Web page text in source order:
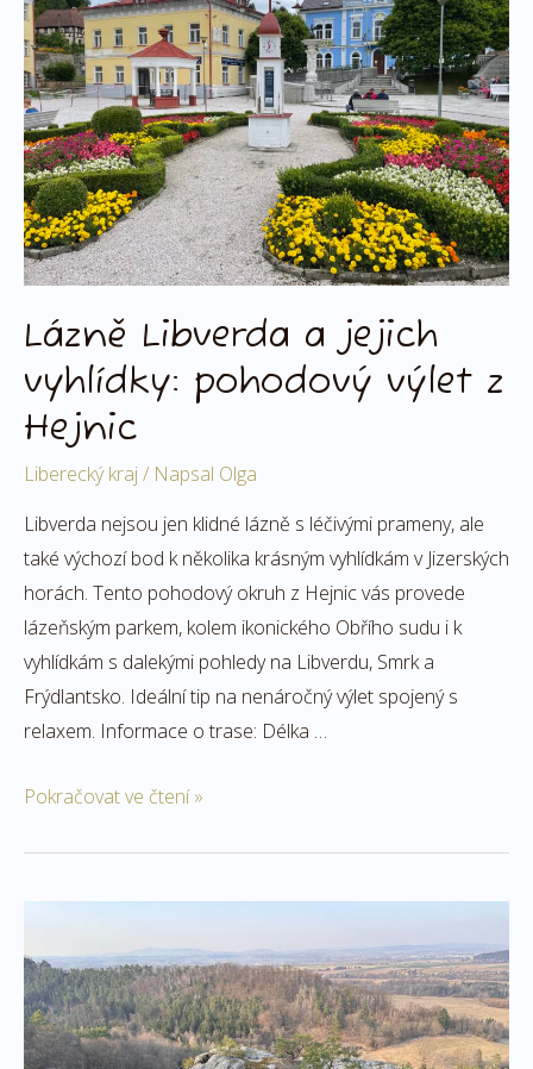
Lázně Libverda a jejich
vyhlídky: pohodový výlet z
Hejnic
Liberecký kraj/ Napsal Olga
Libverda nejsou jen klidné lázně s léčivými prameny, ale
také výchozí bod k několika krásným vyhlídkám v Jizerských
horách. Tento pohodový okruh z Hejnic vás provede
lázeňským parkem, kolem ikonického Obřího sudu i k
vyhlídkám s dalekými pohledy na Libverdu, Smrk a
Frýdlantsko. Ideální tip na nenáročný výlet spojený s
relaxem. Informace o trase: Délka …
a
jejich
vyhlídky:
pohodový
výlet
z
Hejnic
Pokračovat ve čtení »
výhledy
do
Příhrazských
skal: